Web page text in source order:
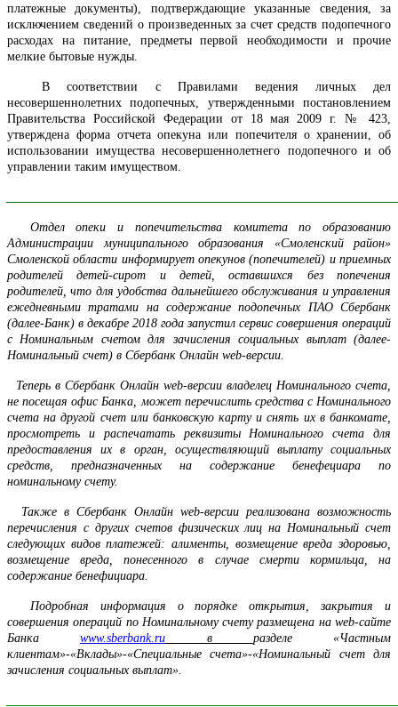
платежные документы), подтверждающие указанные сведения, за
исключением сведений о произведенных за счет средств подопечного
расходах на питание, предметы первой необходимости и прочие
мелкие бытовые нужды.
В соответствии с Правилами ведения личных дел
несовершеннолетних подопечных, утвержденными постановлением
Правительства Российской Федерации от 18 мая 2009 г. № 423,
утверждена форма отчета опекуна или попечителя о хранении, об
использовании имущества несовершеннолетнего подопечного и об
управлении таким имуществом.
Отдел опеки и попечительства комитета по образованию
Администрации муниципального образования «Смоленский район»
Смоленской области информирует опекунов (попечителей) и приемных
родителей детей-сирот и детей, оставшихся без попечения
родителей, что для удобства дальнейшего обслуживания и управления
ежедневными тратами на содержание подопечных ПАО Сбербанк
(далее-Банк) в декабре 2018 года запустил сервис совершения операций
с Номинальным счетом для зачисления социальных выплат (далее-
Номинальный счет) в Сбербанк Онлайн web-версии.
Теперь в Сбербанк Онлайн web-версии владелец Номинального счета,
не посещая офис Банка, может перечислить средства с Номинального
счета на другой счет или банковскую карту и снять их в банкомате,
просмотреть и распечатать реквизиты Номинального счета для
предоставления их в орган, осуществляющий выплату социальных
средств, предназначенных на содержание бенефециара по
номинальному счету.
Также в Сбербанк Онлайн web-версии реализована возможность
перечисления с других счетов физических лиц на Номинальный счет
следующих видов платежей: алименты, возмещение вреда здоровью,
возмещение вреда, понесенного в случае смерти кормильца, на
содержание бенефициара.
Подробная информация о порядке открытия, закрытия и
совершения операций по Номинальному счету размещена на web-сайте
Банкаwww.sberbank.ru в разделе «Частным
клиентам»-«Вклады»-«Специальные счета»-«Номинальный счет для
зачисления социальных выплат».